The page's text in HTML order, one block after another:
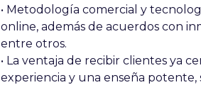
• Metodología comercial y
online, además de acuerdos con
entre otros.
• La ventaja de recibir clientes ya
experiencia y una enseña